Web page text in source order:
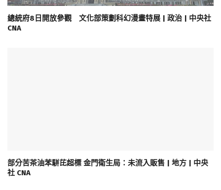
總統府8日開放參觀 文化部策劃科幻漫畫特展 | 政治 | 中央社
CNA
部分苦茶油苯駢芘超標 金門衛生局：未流入販售 | 地方 | 中央
社 CNA